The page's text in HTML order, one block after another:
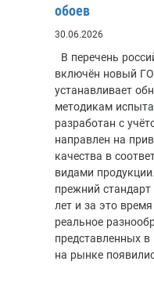
обоев
30.06.2026
В перечень
включён новый
устанавливает
методикам
разработан с
направлен на
качества в
видами
прежний
лет и за это
реальное
представленных
на рынке